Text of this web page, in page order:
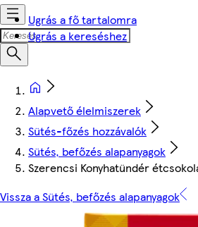
Ugrás a fő tartalomra
Ugrás a kereséshez
Alapvető élelmiszerek
Sütés-főzés hozzávalók
Sütés, befőzés alapanyagok
Szerencsi Konyhatündér
Vissza a Sütés, befőzés alapanyagok